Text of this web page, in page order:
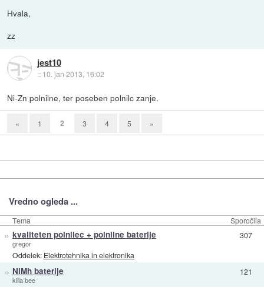
Hvala,
zz
jest10
:: 10. jan 2013, 16:02
Ni-Zn polnilne, ter poseben polnilc zanje.
« 1 2 3 4 5 »
Vredno ogleda ...
Tema Sporočila
» kvaliteten polnilec + polnilne baterije
gregor
Oddelek: Elektrotehnika in elektronika
307
» NiMh baterije
killa bee
121